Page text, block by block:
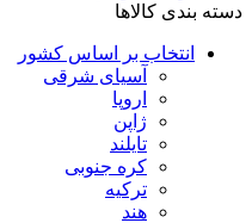
دسته بندی کالاها
انتخاب بر اساس کشور
آسیای شرقی
اروپا
ژاپن
تایلند
کره جنوبی
ترکیه
هند